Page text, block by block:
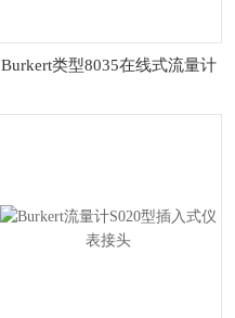
Burkert类型8035在线式流量计